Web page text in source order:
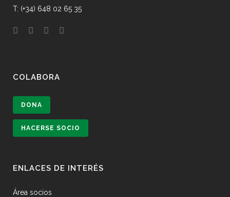
T: (+34) 648 02 65 35
COLABORA
DONA
HACERSE SOCIO
ENLACES DE INTERÉS
Área socios